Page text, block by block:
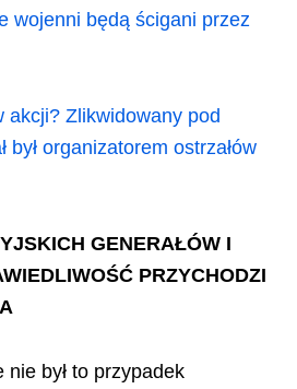
wojenni będą ścigani przez
akcji? Zlikwidowany pod
był organizatorem ostrzałów
GENERAŁÓW I
PRZYCHODZI
był to przypadek